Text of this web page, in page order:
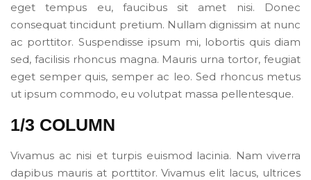
eget tempus eu, faucibus sit amet nisi. Donec
consequat tincidunt pretium. Nullam dignissim at nunc
ac porttitor. Suspendisse ipsum mi, lobortis quis diam
sed, facilisis rhoncus magna. Mauris urna tortor, feugiat
eget semper quis, semper ac leo. Sed rhoncus metus
ut ipsum commodo, eu volutpat massa pellentesque.
1/3 COLUMN
Vivamus ac nisi et turpis euismod lacinia. Nam viverra
dapibus mauris at porttitor. Vivamus elit lacus, ultrices